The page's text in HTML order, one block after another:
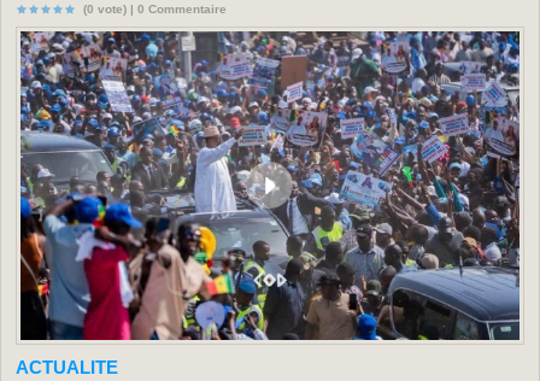
(0 vote) | 0 Commentaire
ACTUALITE